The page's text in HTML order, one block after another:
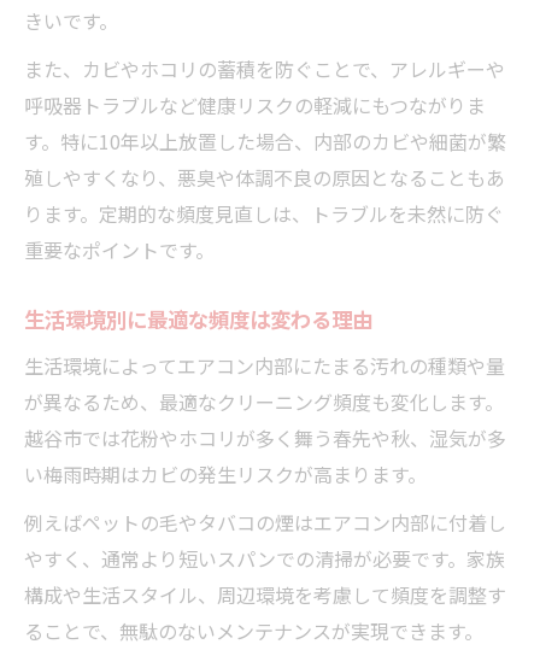
環境に合わせた頻度調整のコツ
きいです。
また、カビやホコリの蓄積を防ぐことで、アレルギーや
呼吸器トラブルなど健康リスクの軽減にもつながりま
す。特に10年以上放置した場合、内部のカビや細菌が繁
殖しやすくなり、悪臭や体調不良の原因となることもあ
ります。定期的な頻度見直しは、トラブルを未然に防ぐ
重要なポイントです。
生活環境別に最適な頻度は変わる理由
生活環境によってエアコン内部にたまる汚れの種類や量
が異なるため、最適なクリーニング頻度も変化します。
越谷市では花粉やホコリが多く舞う春先や秋、湿気が多
い梅雨時期はカビの発生リスクが高まります。
例えばペットの毛やタバコの煙はエアコン内部に付着し
やすく、通常より短いスパンでの清掃が必要です。家族
構成や生活スタイル、周辺環境を考慮して頻度を調整す
ることで、無駄のないメンテナンスが実現できます。